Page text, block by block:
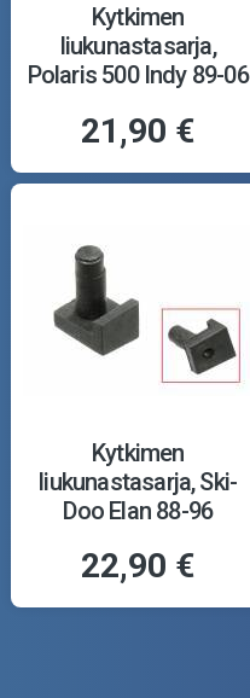
Kytkimen
liukunastasarja,
Polaris 500 Indy 89-06
21,90 €
Kytkimen
liukunastasarja, Ski-
Doo Elan 88-96
22,90 €